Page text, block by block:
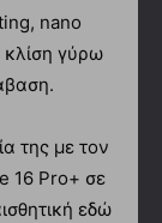
nano
κλίση γύρω
της με τον
16 Pro+ σε
εδώ